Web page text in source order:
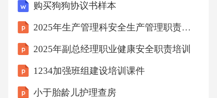
美国SpaceX的猎鹰九号全年执行了165次发射任
发射部署卫星4517颗，其中美国部署了3724
颗，中国部署了372颗卫星。从卫星的部署能力
来看，我国与美国仍有较大差距。图表：全球
购买狗狗协议书样本
2025年生产管理科安全生产管理职责培训
2025年副总经理职业健康安全职责培训
1234加强班组建设培训课件
小于胎龄儿护理查房